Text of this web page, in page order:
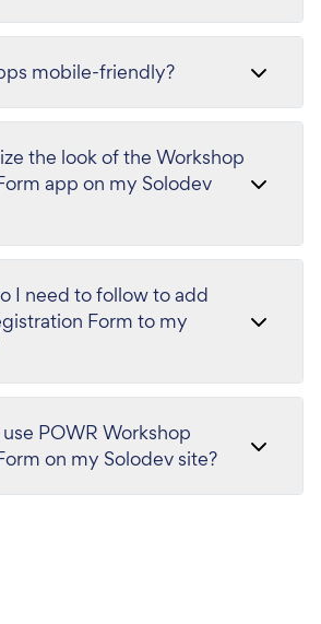
mobile-friendly?
the look of the Workshop
app on my Solodev
I need to follow to add
Form to my
POWR Workshop
on my Solodev site?